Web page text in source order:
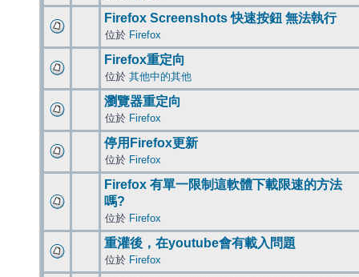
Firefox Screenshots 快速按鈕 無法執行
位於 Firefox
Firefox重定向
位於 其他中的其他
瀏覽器重定向
位於 Firefox
停用Firefox更新
位於 Firefox
Firefox 有單一限制這軟體下載限速的方法
嗎?
位於 Firefox
重灌後，在youtube會有載入問題
位於 Firefox